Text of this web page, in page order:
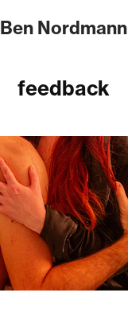
Ben Nordmann
feedback